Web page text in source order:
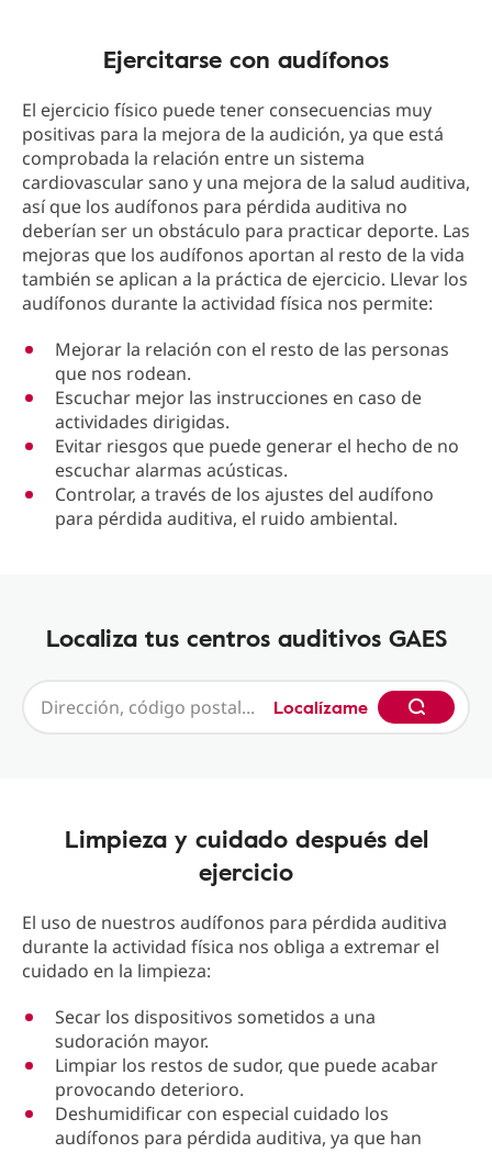
Ejercitarse con audífonos
El ejercicio físico puede tener consecuencias muy
positivas para la mejora de la audición, ya que está
comprobada la relación entre un sistema
cardiovascular sano y una mejora de la salud auditiva,
así que los audífonos para pérdida auditiva no
deberían ser un obstáculo para practicar deporte. Las
mejoras que los audífonos aportan al resto de la vida
también se aplican a la práctica de ejercicio. Llevar los
audífonos durante la actividad física nos permite:
Mejorar la relación con el resto de las personas
que nos rodean.
Escuchar mejor las instrucciones en caso de
actividades dirigidas.
Evitar riesgos que puede generar el hecho de no
escuchar alarmas acústicas.
Controlar, a través de los ajustes del audífono
para pérdida auditiva, el ruido ambiental.
Localiza tus centros auditivos GAES
Localízame
Limpieza y cuidado después del
ejercicio
El uso de nuestros audífonos para pérdida auditiva
durante la actividad física nos obliga a extremar el
cuidado en la limpieza:
Secar los dispositivos sometidos a una
sudoración mayor.
Limpiar los restos de sudor, que puede acabar
provocando deterioro.
Deshumidificar con especial cuidado los
audífonos para pérdida auditiva, ya que han